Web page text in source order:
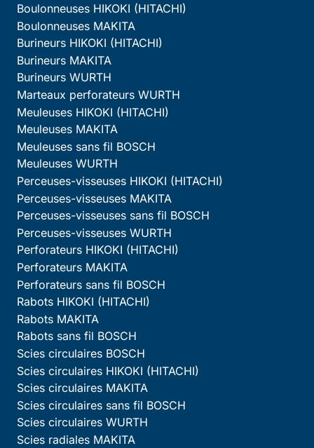
Boulonneuses HIKOKI (HITACHI)
Boulonneuses MAKITA
Burineurs HIKOKI (HITACHI)
Burineurs MAKITA
Burineurs WURTH
Marteaux perforateurs WURTH
Meuleuses HIKOKI (HITACHI)
Meuleuses MAKITA
Meuleuses sans fil BOSCH
Meuleuses WURTH
Perceuses-visseuses HIKOKI (HITACHI)
Perceuses-visseuses MAKITA
Perceuses-visseuses sans fil BOSCH
Perceuses-visseuses WURTH
Perforateurs HIKOKI (HITACHI)
Perforateurs MAKITA
Perforateurs sans fil BOSCH
Rabots HIKOKI (HITACHI)
Rabots MAKITA
Rabots sans fil BOSCH
Scies circulaires BOSCH
Scies circulaires HIKOKI (HITACHI)
Scies circulaires MAKITA
Scies circulaires sans fil BOSCH
Scies circulaires WURTH
Scies radiales MAKITA